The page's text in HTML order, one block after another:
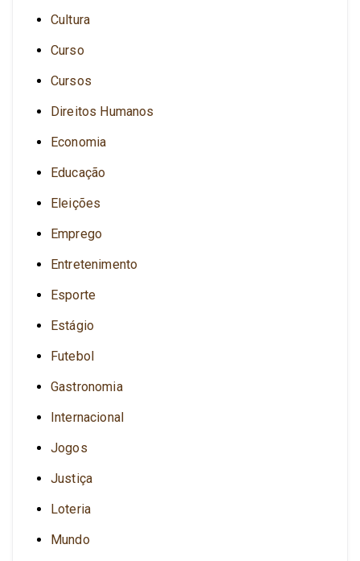
Cultura
Curso
Cursos
Direitos Humanos
Economia
Educação
Eleições
Emprego
Entretenimento
Esporte
Estágio
Futebol
Gastronomia
Internacional
Jogos
Justiça
Loteria
Mundo